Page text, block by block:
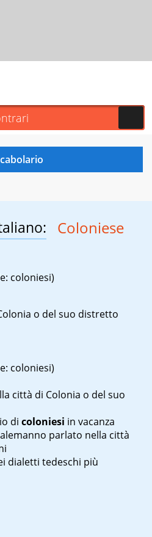
Coloniese
coloniesi)
o del suo distretto
coloniesi)
città di Colonia o del suo
di coloniesi in vacanza
parlato nella città
dialetti tedeschi più